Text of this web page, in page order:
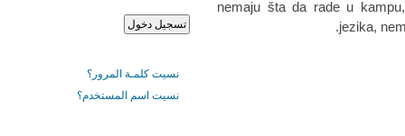
nemaju šta da rade u
jezika,
نسيت كلمـة المرور؟
نسيت اسم المستخدم؟